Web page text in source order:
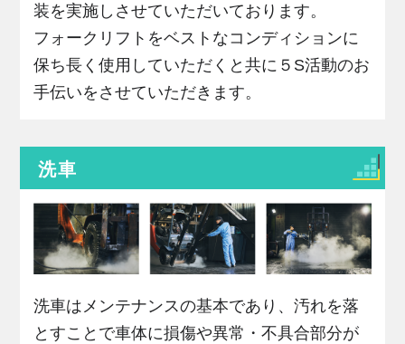
装を実施しさせていただいております。
フォークリフトをベストなコンディションに
保ち長く使用していただくと共に５S活動のお
手伝いをさせていただきます。
洗車
洗車はメンテナンスの基本であり、汚れを落
とすことで車体に損傷や異常・不具合部分が